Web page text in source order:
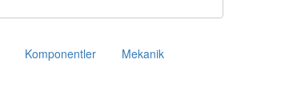
Komponentler
Mekanik